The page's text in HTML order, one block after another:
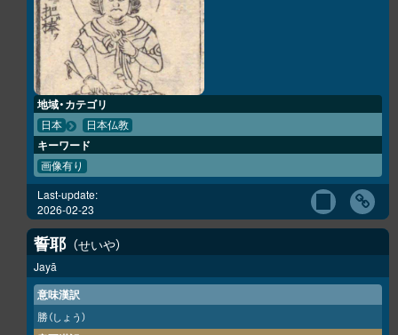
地域・カテゴリ
日本 日本仏教
キーワード
画像有り
Last-update:
2026-02-23
誓耶 せいや
Jayā
意味漢訳
勝（しょう）